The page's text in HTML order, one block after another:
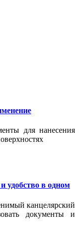
для нанесения
удобство в одном
канцелярский
документы и